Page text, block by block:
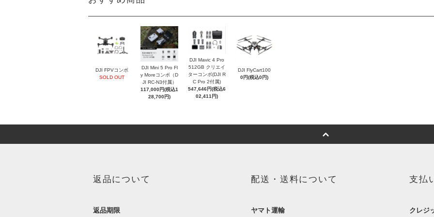
DJI FPVコンボ
SOLD OUT
DJI Mini 5 Pro Fl
y Moreコンボ（D
JI RC-N3付属）
117,000円(税込1
28,700円)
DJI Mavic 4 Pro
512GB クリエイ
ターコンボ(DJI R
C Pro 2付属)
547,646円(税込6
02,411円)
DJI FlyCart100
0円(税込0円)
返品について
返品期限
配送・送料について
ヤマト運輸
支払
クレジ